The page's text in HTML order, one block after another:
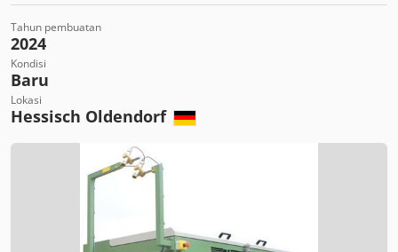
Tahun pembuatan
2024
Kondisi
Baru
Lokasi
Hessisch Oldendorf